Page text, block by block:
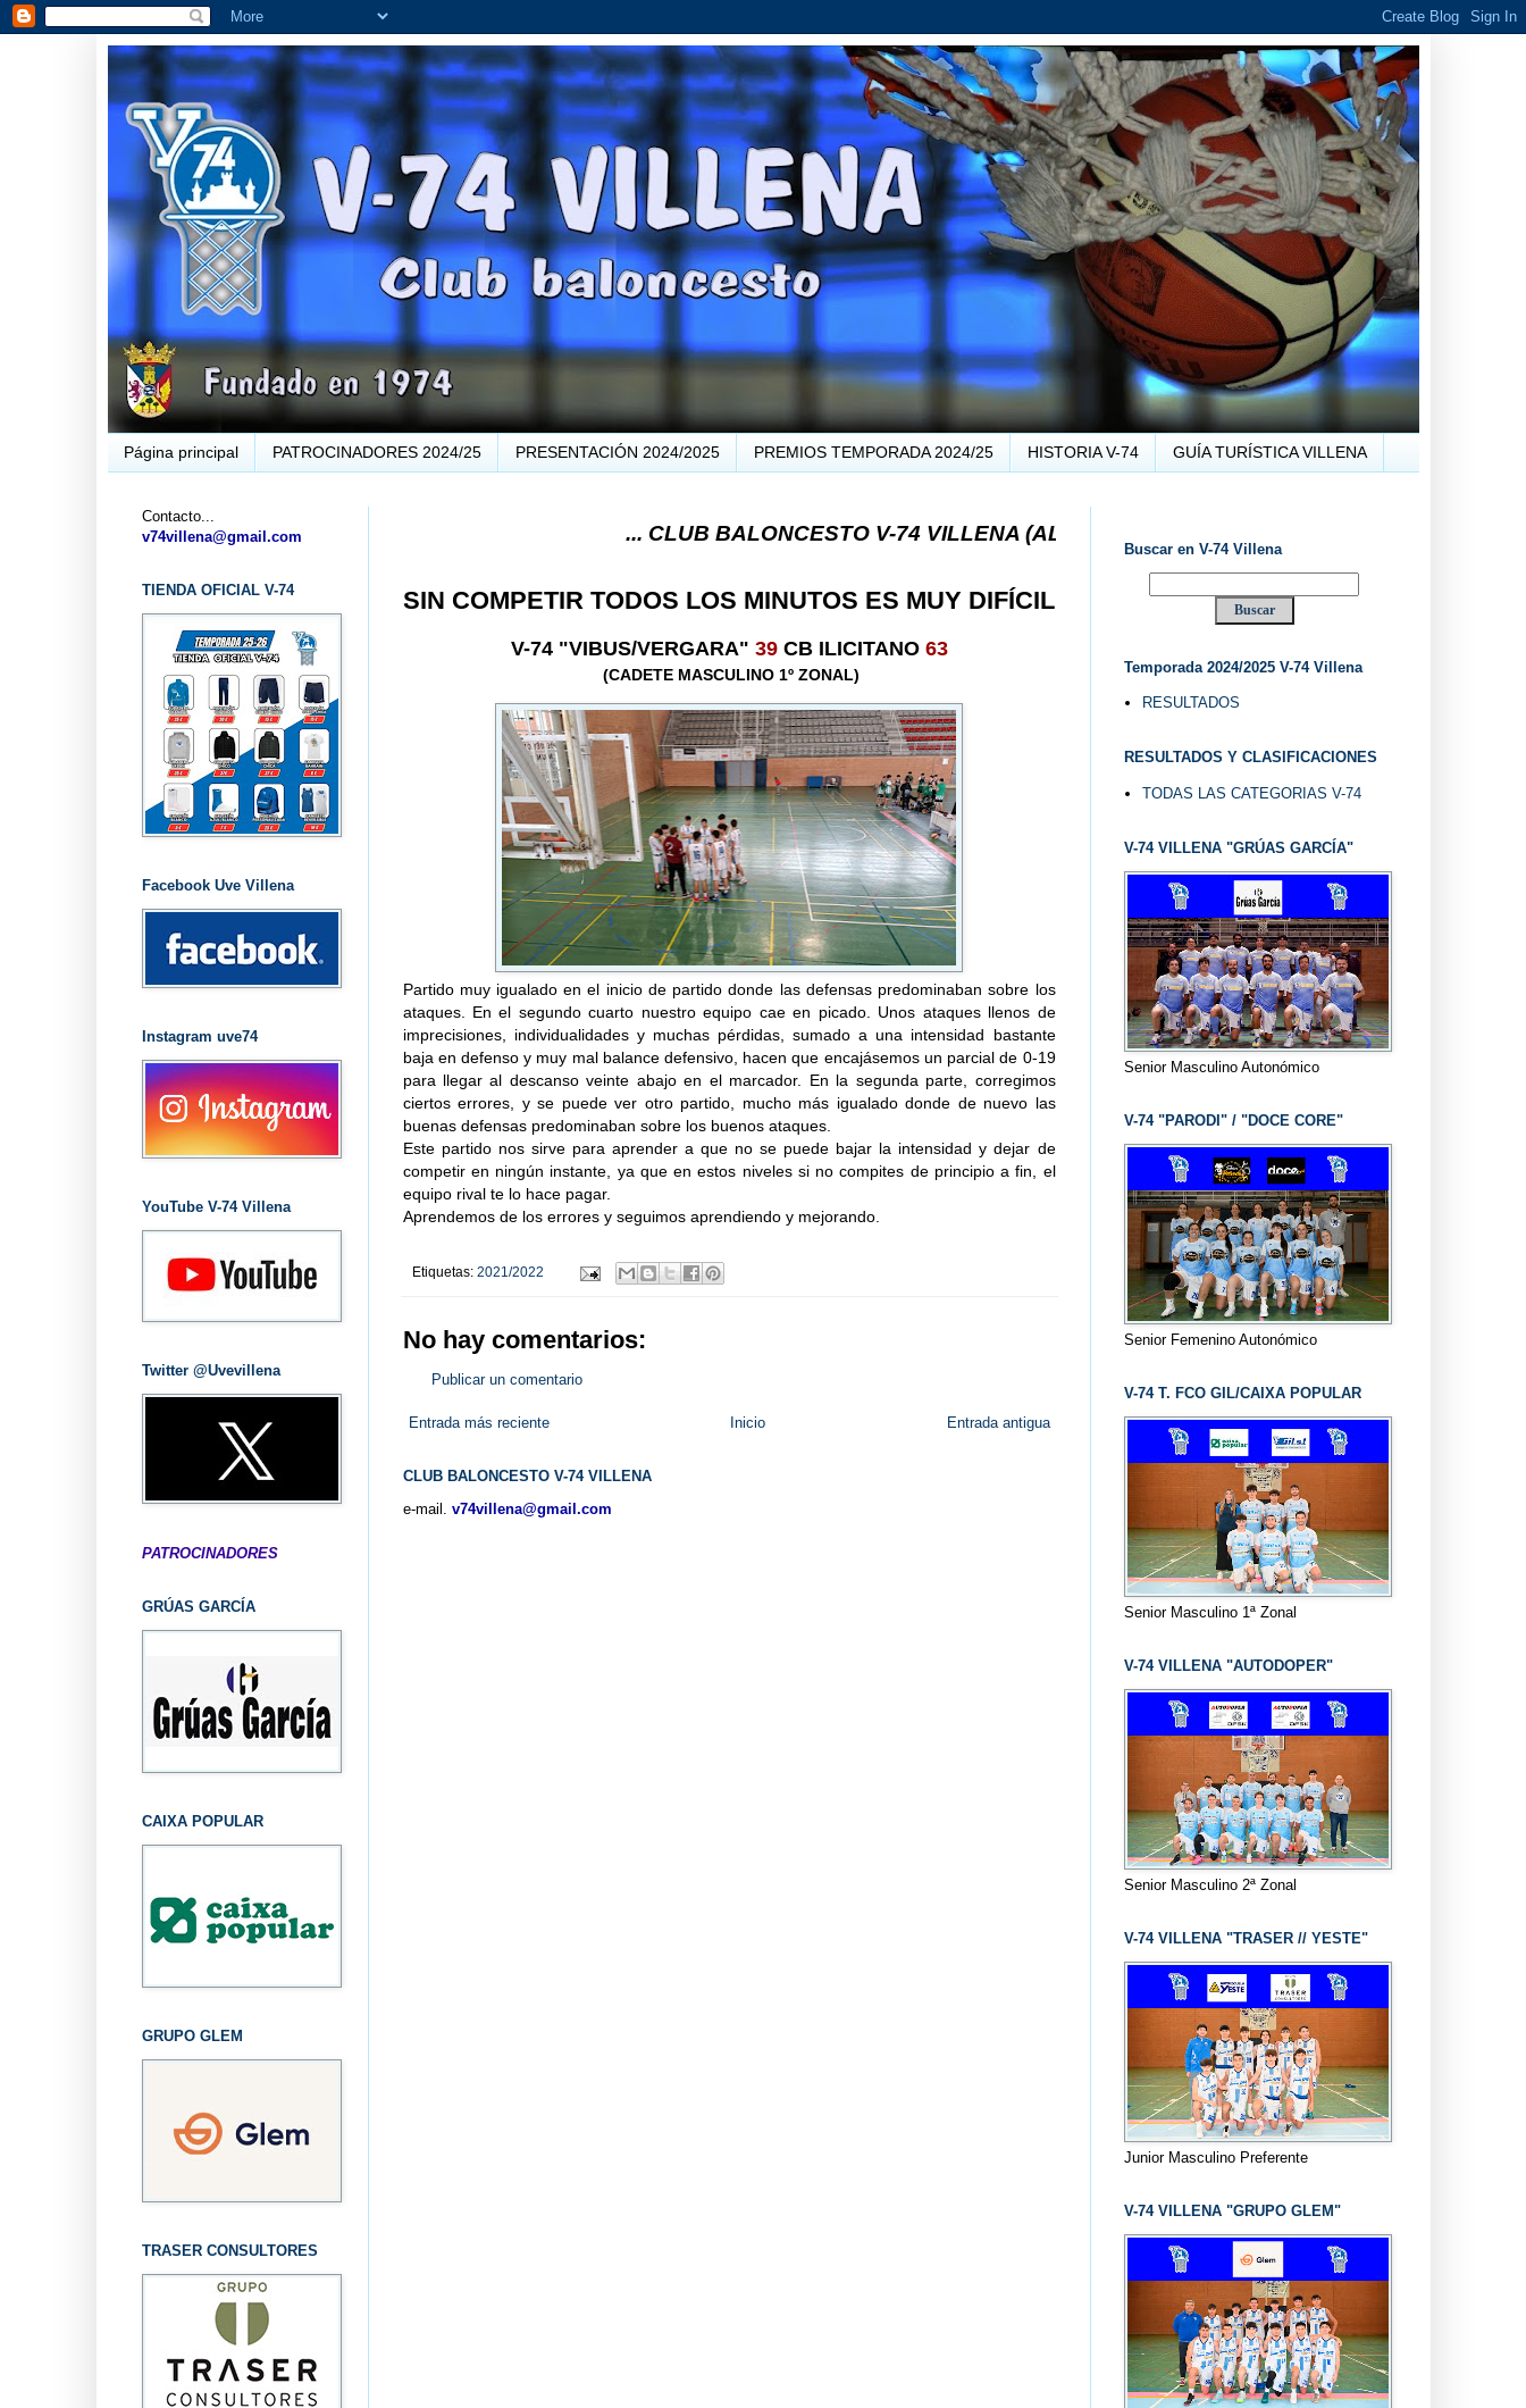
Página principal PATROCINADORES 2024/25 PRESENTACIÓN 2024/2025 PREMIOS TEMPORADA 2024/25 HISTORIA V-74 GUÍA TURÍSTICA VILLENA
... CLUB BALONCESTO V-74 VILLENA (ALICANTE) ... V-74 VILLENA DESDE 1.974 ... EL "UVE" ...
SIN COMPETIR TODOS LOS MINUTOS ES MUY DIFÍCIL
V-74 "VIBUS/VERGARA" 39CB ILICITANO 63
(CADETE MASCULINO 1º ZONAL)
Partido muy igualado en el inicio de partido donde las defensas predominaban sobre los
ataques. En el segundo cuarto nuestro equipo cae en picado. Unos ataques llenos de
imprecisiones, individualidades y muchas pérdidas, sumado a una intensidad bastante
baja en defenso y muy mal balance defensivo, hacen que encajásemos un parcial de 0-19
para llegar al descanso veinte abajo en el marcador. En la segunda parte, corregimos
ciertos errores, y se puede ver otro partido, mucho más igualado donde de nuevo las
buenas defensas predominaban sobre los buenos ataques.
Este partido nos sirve para aprender a que no se puede bajar la intensidad y dejar de
competir en ningún instante, ya que en estos niveles si no compites de principio a fin, el
equipo rival te lo hace pagar.
Aprendemos de los errores y seguimos aprendiendo y mejorando.
Etiquetas: 2021/2022
No hay comentarios:
Publicar un comentario
Entrada más reciente Entrada antigua
Inicio
CLUB BALONCESTO V-74 VILLENA
e-mail.
v74villena@gmail.com
Contacto...
v74villena@gmail.com
TIENDA OFICIAL V-74
Facebook Uve Villena
Instagram uve74
YouTube V-74 Villena
Twitter @Uvevillena
PATROCINADORES
GRÚAS GARCÍA
CAIXA POPULAR
GRUPO GLEM
TRASER CONSULTORES
Buscar en V-74 Villena
Temporada 2024/2025 V-74 Villena
RESULTADOS
RESULTADOS Y CLASIFICACIONES
TODAS LAS CATEGORIAS V-74
V-74 VILLENA "GRÚAS GARCÍA"
Senior Masculino Autonómico
V-74 "PARODI" / "DOCE CORE"
Senior Femenino Autonómico
V-74 T. FCO GIL/CAIXA POPULAR
Senior Masculino 1ª Zonal
V-74 VILLENA "AUTODOPER"
Senior Masculino 2ª Zonal
V-74 VILLENA "TRASER // YESTE"
Junior Masculino Preferente
V-74 VILLENA "GRUPO GLEM"